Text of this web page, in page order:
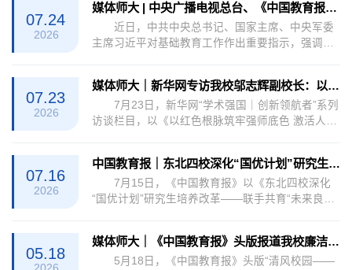
07.24
2026
媒体师大 | 中央广播电视总台、《中国教育报》报道我校教师热议习近平总书记对基础教育工作重要指示精神
近日，中共中央总书记、国家主席、中央军委
主席习近平对基础教育工作作出重要指示，强调全
国基础教育工作会议在京召开，会上传达了习近平
总书记重要指示。7月23日、24日，中央广播电视
总台中国之声《全国新闻联播》《新闻和报纸摘
邵志...
07.23
2026
媒体师大｜新华网专访我校邬志辉副校长：以红色根脉筑牢强师底色 激活人才培养“新动能”
7月23日，新华网“学术强国｜创新领航者”系列
访谈栏目，以《以红色根脉筑牢强师底色 激活人才
科建设布局、人才培养创新、服务国家战略和区域
发展等方面，全方位展现了东北师范大学深耕师范
报国、坚持学术创新的使命和担当，以及助力建设
07.16
2026
中国教育报｜东北四校深化“国优计划”研究生培养改革——联手共育“未来良师”
7月15日，《中国教育报》以《东北四校深化
“国优计划”研究生培养改革——联手共育“未来良
计划”研究生培养改革，共建东北地区“国优计划”研
究生培养共同体的实践探索。报道从共建融合课程
05.18
媒体师大｜《中国教育报》头版报道我校廉洁文化建设特色工作：打造“行走的廉洁公开课”
5月18日，《中国教育报》头版“清风校园——